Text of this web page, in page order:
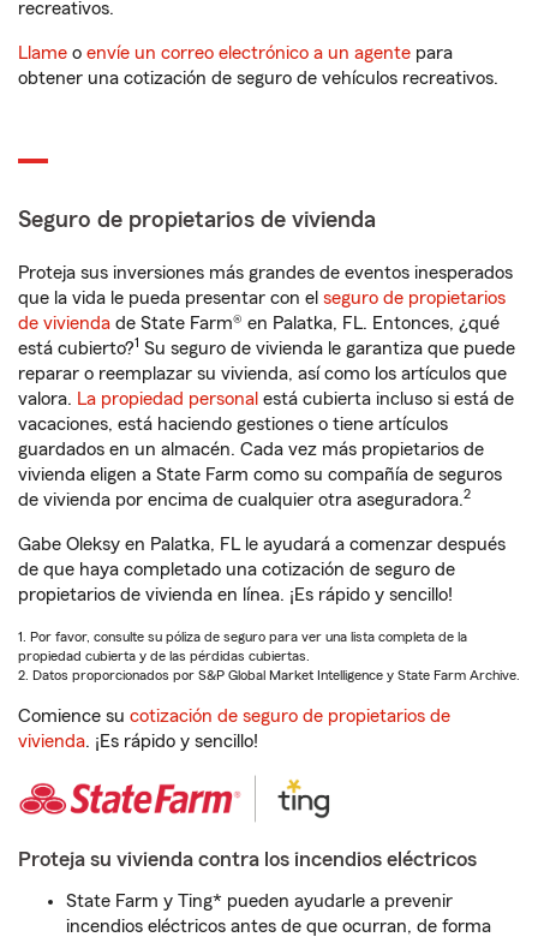
recreativos.
Llame o envíe un correo electrónico a un agente para
obtener una cotización de seguro de vehículos recreativos.
Seguro de propietarios de vivienda
Proteja sus inversiones más grandes de eventos inesperados
que la vida le pueda presentar con el seguro de propietarios
de vivienda de State Farm® en Palatka, FL. Entonces, ¿qué
está cubierto?1 Su seguro de vivienda le garantiza que puede
reparar o reemplazar su vivienda, así como los artículos que
valora. La propiedad personal está cubierta incluso si está de
vacaciones, está haciendo gestiones o tiene artículos
guardados en un almacén. Cada vez más propietarios de
vivienda eligen a State Farm como su compañía de seguros
de vivienda por encima de cualquier otra aseguradora.2
Gabe Oleksy en Palatka, FL le ayudará a comenzar después
de que haya completado una cotización de seguro de
propietarios de vivienda en línea. ¡Es rápido y sencillo!
1. Por favor, consulte su póliza de seguro para ver una lista completa de la
propiedad cubierta y de las pérdidas cubiertas.
2. Datos proporcionados por S&P Global Market Intelligence y State Farm Archive.
Comience su cotización de seguro de propietarios de
vivienda. ¡Es rápido y sencillo!
Proteja su vivienda contra los incendios eléctricos
State Farm y Ting* pueden ayudarle a prevenir
incendios eléctricos antes de que ocurran, de forma